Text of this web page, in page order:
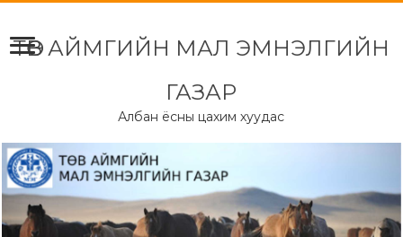
ТӨВ АЙМГИЙН МАЛ ЭМНЭЛГИЙН
ГАЗАР
Албан ёсны цахим хуудас